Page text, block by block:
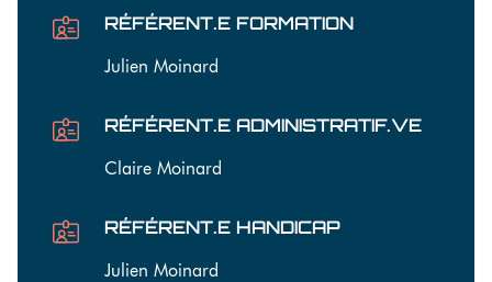
RÉFÉRENT.E FORMATION
Julien Moinard
RÉFÉRENT.E ADMINISTRATIF.VE
Claire Moinard
RÉFÉRENT.E HANDICAP
Julien Moinard